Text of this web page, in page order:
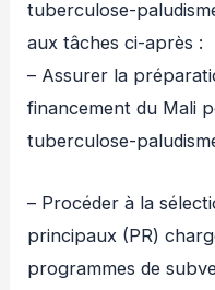
tuberculose-
aux tâches ci-après :
– Assurer la
financement du Mali
tuberculose-
– Procéder à la
principaux (PR)
programmes de